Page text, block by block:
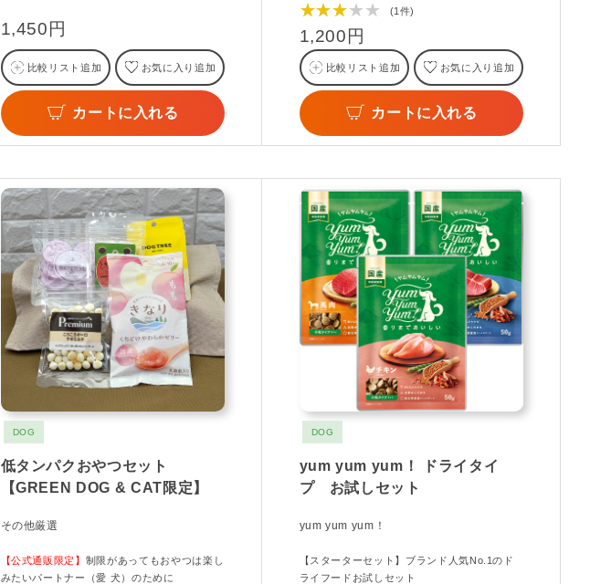
1,450円
比較リスト追加 お気に入り追加
カートに入れる
★★★★★ (1件)
1,200円
比較リスト追加 お気に入り追加
カートに入れる
DOG
低タンパクおやつセット
【GREEN DOG & CAT限定】
その他厳選
【公式通販限定】 制限があってもおやつは楽し
みたいパートナー（愛 犬）のために
DOG
yum yum yum！ ドライタイ
プ お試しセット
yum yum yum！
【スターターセット】ブランド人気No.1のド
ライフードお試しセット